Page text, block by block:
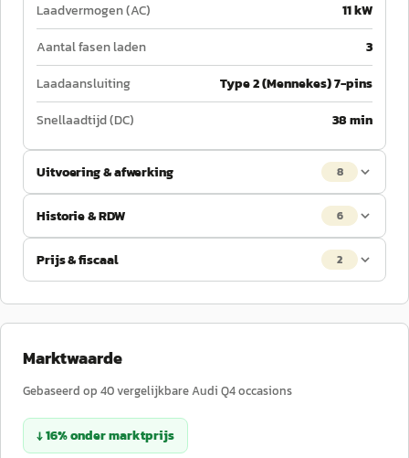
Laadvermogen (AC)
11 kW
Aantal fasen laden
3
Laadaansluiting
Type 2 (Mennekes) 7-pins
Snellaadtijd (DC)
38 min
Uitvoering & afwerking 8
Historie & RDW 6
Prijs & fiscaal 2
Marktwaarde
Gebaseerd op 40vergelijkbareAudi Q4occasions
↓16%ondermarktprijs